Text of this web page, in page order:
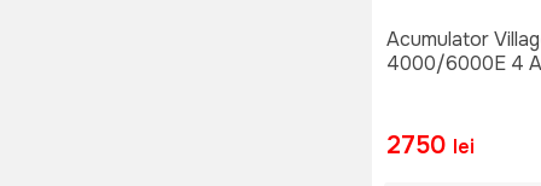
Acumulator
4000/6000E 4
2750 lei